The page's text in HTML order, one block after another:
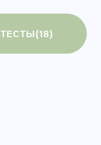
ТЕСТЫ(18)